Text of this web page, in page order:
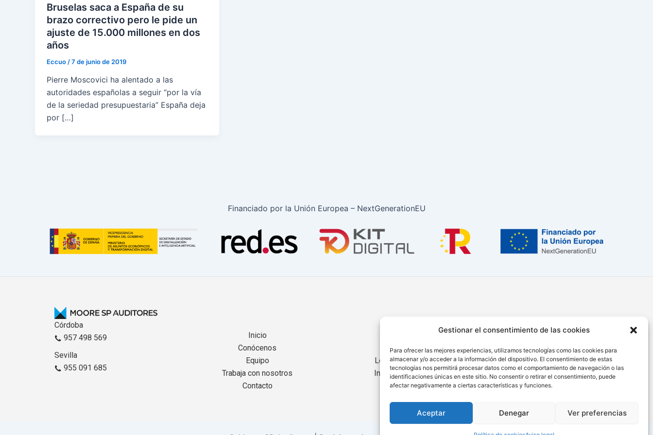
Gestionar el consentimiento de las cookies
Para ofrecer las mejores experiencias, utilizamos tecnologías como las cookies para
almacenar y/o acceder a la información del dispositivo. El consentimiento de estas
tecnologías nos permitirá procesar datos como el comportamiento de navegación o las
identificaciones únicas en este sitio. No consentir o retirar el consentimiento, puede
afectar negativamente a ciertas características y funciones.
Aceptar Denegar Ver preferencias
Bruselas saca a España de su
brazo correctivo pero le pide un
ajuste de 15.000 millones en dos
años
Eccuo /7 de junio de 2019
Pierre Moscovici ha alentado a las
autoridades españolas a seguir “por la vía
de la seriedad presupuestaria” España deja
por […]
Financiado por la Unión Europea – NextGenerationEU
Córdoba
957 498 569
Sevilla
955 091 685
Inicio
Conócenos
Equipo
Trabaja con nosotros
Contacto
Noticias
Localización
Internacional
Informe de Transparencia
Aviso Legal
Política de Privacidad
Cláusula de Protección de Datos
Política de Cookies